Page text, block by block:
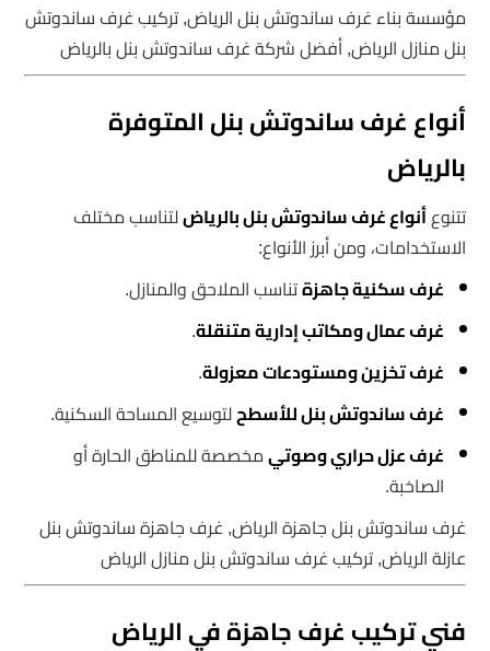
مؤسسة بناء غرف ساندوتش بنل الرياض, تركيب غرف ساندوتش
بنل منازل الرياض, أفضل شركة غرف ساندوتش بنل بالرياض
أنواع غرف ساندوتش بنل المتوفرة
بالرياض
تتنوعأنواع غرف ساندوتش بنل بالرياضلتناسب مختلف
الاستخدامات، ومن أبرز الأنواع:
غرف سكنية جاهزةتناسب الملاحق والمنازل.
غرف عمال ومكاتب إدارية متنقلة.
غرف تخزين ومستودعات معزولة.
غرف ساندوتش بنل للأسطحلتوسيع المساحة السكنية.
غرف عزل حراري وصوتيمخصصة للمناطق الحارة أو
الصاخبة.
غرف ساندوتش بنل جاهزة الرياض, غرف جاهزة ساندوتش بنل
عازلة الرياض, تركيب غرف ساندوتش بنل منازل الرياض
فني تركيب غرف جاهزة في الرياض